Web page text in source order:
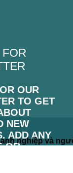
OUR
TO GET
NEW
ADD ANY
OR
nghiệp và